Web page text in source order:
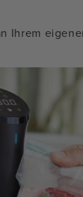
Ihrem